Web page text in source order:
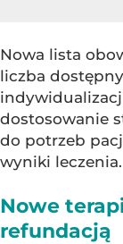
Nowa lista
liczba
dostosowanie
do potrzeb
wyniki leczenia.
Nowe
refundacją